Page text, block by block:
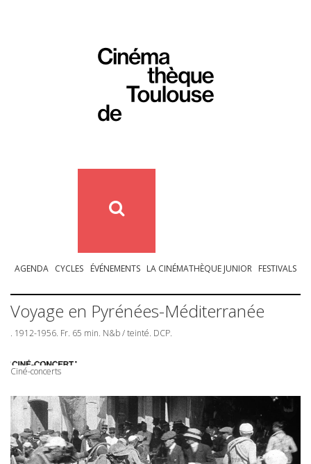
AGENDA CYCLES ÉVÉNEMENTS LA CINÉMATHÈQUE JUNIOR FESTIVALS
Voyage en Pyrénées-Méditerranée
. 1912-1956. Fr. 65 min. N&b / teinté. DCP.
Ciné-concerts